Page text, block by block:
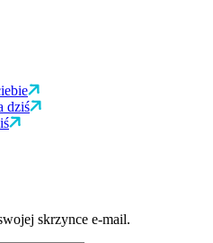
dziś
skrzynce e-mail.